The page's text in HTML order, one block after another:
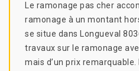
Le ramonage pas cher
ramonage à un montant
se situe dans Longueval
travaux sur le ramonage
mais d’un prix